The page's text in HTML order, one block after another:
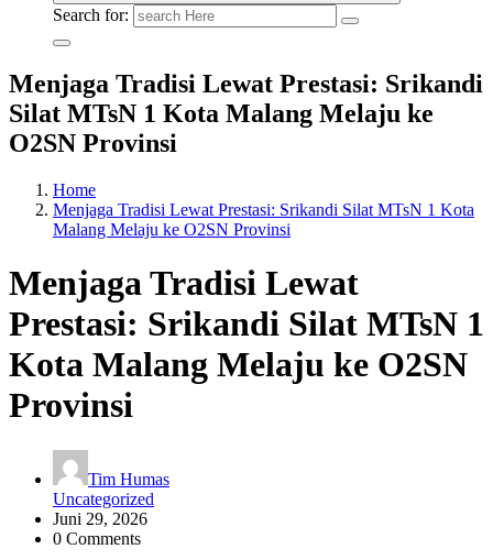
Search for:
Menjaga Tradisi Lewat Prestasi: Srikandi
Silat MTsN 1 Kota Malang Melaju ke
O2SN Provinsi
Home
Menjaga Tradisi Lewat Prestasi: Srikandi Silat MTsN 1 Kota
Malang Melaju ke O2SN Provinsi
Menjaga Tradisi Lewat
Prestasi: Srikandi Silat MTsN 1
Kota Malang Melaju ke O2SN
Provinsi
Tim Humas
Uncategorized
Juni 29, 2026
0 Comments